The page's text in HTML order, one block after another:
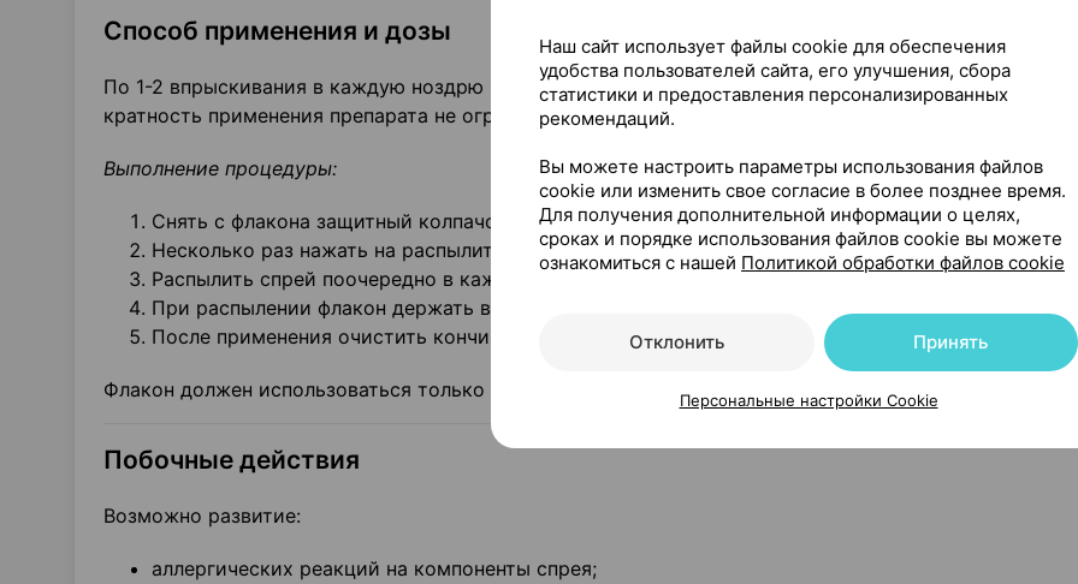
Способ применения и дозы
По 1-2 впрыскивания в каждую ноздрю 1-3 раза в сутки по мере необходимости. Длительность и
кратность применения препарата не ограничены.
Выполнение процедуры:
Снять с флакона защитный колпачок;
Несколько раз нажать на распылительную насадку до появления однородного спрея;
Распылить спрей поочередно в каждый носовой ход;
При распылении флакон держать вертикально, не запрокидывать голову;
После применения очистить кончик насадки флакона салфеткой, закрыть защитным
Флакон должен использоваться только одним пациентом.
Побочные действия
Возможно развитие:
аллергических реакций на компоненты спрея;
Наш сайт использует файлы cookie для обеспечения
удобства пользователей сайта, его улучшения, сбора
статистики и предоставления персонализированных
рекомендаций.
Вы можете настроить параметры использования файлов
cookie или изменить свое согласие в более позднее время.
Для получения дополнительной информации о целях,
сроках и порядке использования файлов cookie вы можете
ознакомиться с нашей Политикой обработки файлов cookie
Отклонить Принять
Персональные настройки Cookie